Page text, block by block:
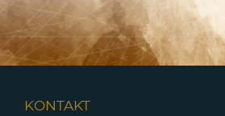
KONTAKT